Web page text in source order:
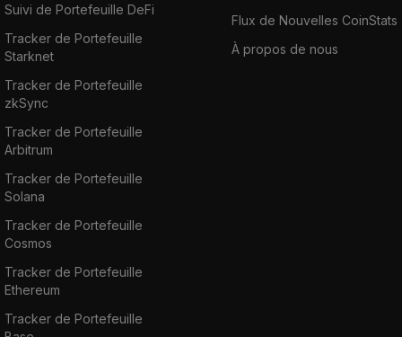
Suivi de Portefeuille DeFi
Tracker de Portefeuille
Starknet
Tracker de Portefeuille
zkSync
Tracker de Portefeuille
Arbitrum
Tracker de Portefeuille
Solana
Tracker de Portefeuille
Cosmos
Tracker de Portefeuille
Ethereum
Tracker de Portefeuille
Flux de Nouvelles CoinStats
À propos de nous